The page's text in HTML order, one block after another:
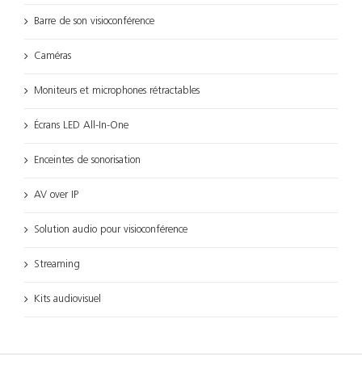
Barre de son visioconférence
Caméras
Moniteurs et microphones rétractables
Écrans LED All-In-One
Enceintes de sonorisation
AV over IP
Solution audio pour visioconférence
Streaming
Kits audiovisuel